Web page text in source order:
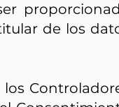
de los